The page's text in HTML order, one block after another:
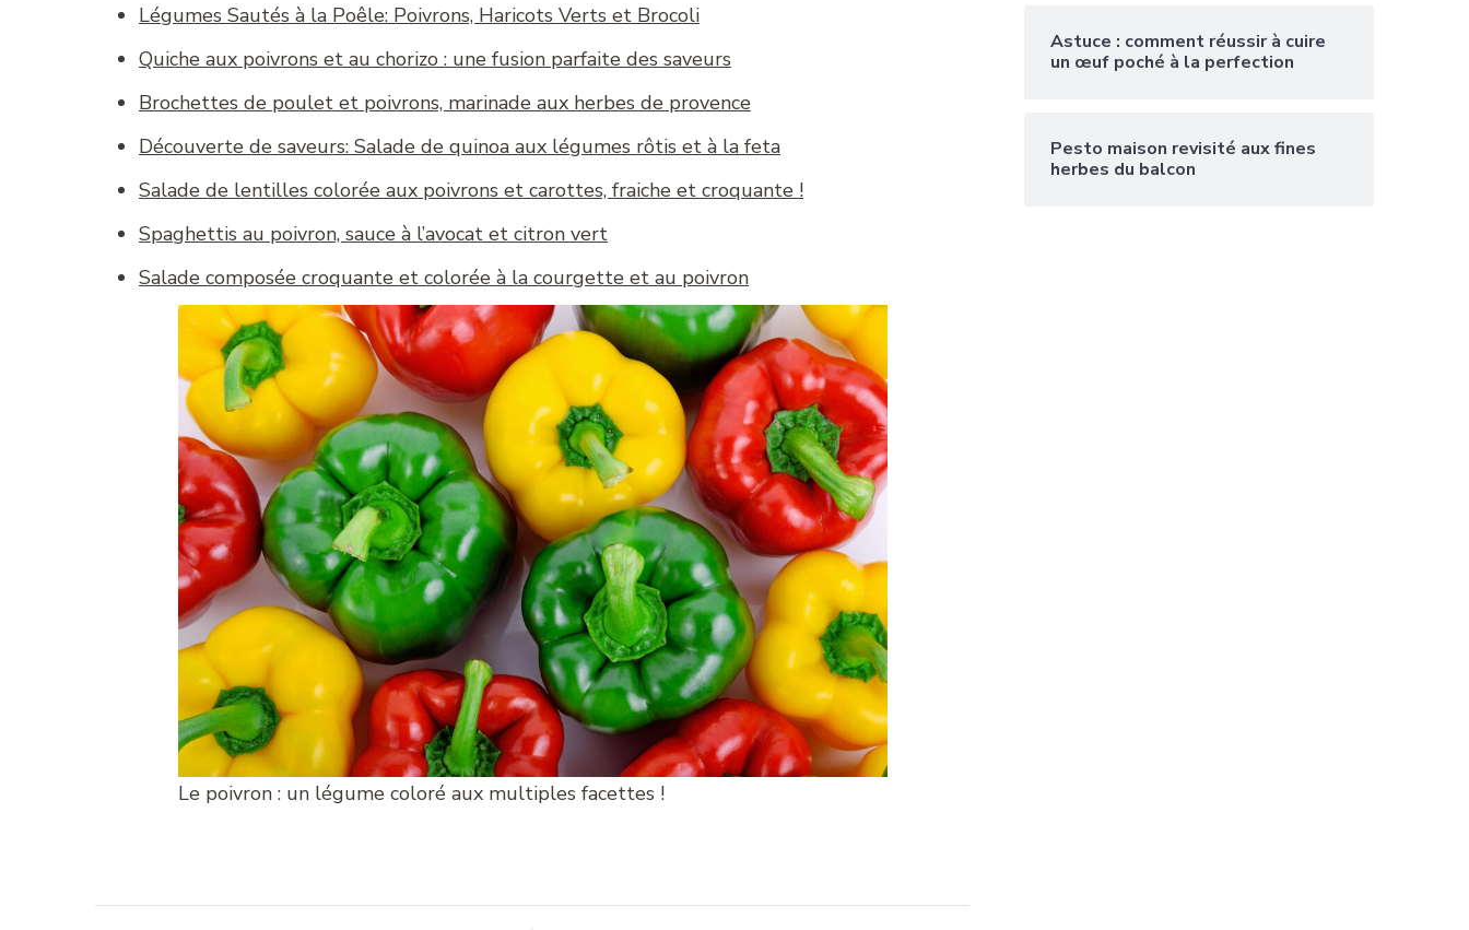
Légumes Sautés à la Poêle: Poivrons, Haricots Verts et Brocoli
Quiche aux poivrons et au chorizo : une fusion parfaite des saveurs
Brochettes de poulet et poivrons, marinade aux herbes de provence
Découverte de saveurs: Salade de quinoa aux légumes rôtis et à la feta
Salade de lentilles colorée aux poivrons et carottes, fraiche et croquante !
Spaghettis au poivron, sauce à l’avocat et citron vert
Salade composée croquante et colorée à la courgette et au poivron
Le poivron : un légume coloré aux multiples facettes !
Astuce : comment réussir à cuire
un œuf poché à la perfection
Pesto maison revisité aux fines
herbes du balcon